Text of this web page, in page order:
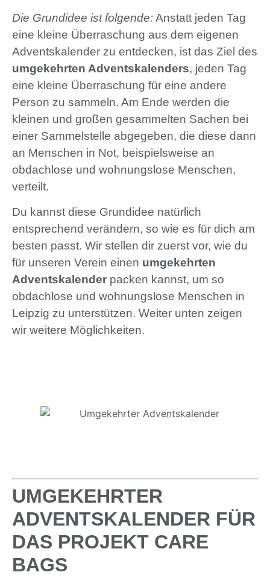
Die Grundidee ist folgende:Anstatt jeden Tag
eine kleine Überraschung aus dem eigenen
Adventskalender zu entdecken, ist das Ziel des
umgekehrten Adventskalenders, jeden Tag
eine kleine Überraschung für eine andere
Person zu sammeln. Am Ende werden die
kleinen und großen gesammelten Sachen bei
einer Sammelstelle abgegeben, die diese dann
an Menschen in Not, beispielsweise an
obdachlose und wohnungslose Menschen,
verteilt.
Du kannst diese Grundidee natürlich
entsprechend verändern, so wie es für dich am
besten passt. Wir stellen dir zuerst vor, wie du
für unseren Verein einen umgekehrten
Adventskalender packen kannst, um so
obdachlose und wohnungslose Menschen in
Leipzig zu unterstützen. Weiter unten zeigen
wir weitere Möglichkeiten.
UMGEKEHRTER
ADVENTSKALENDER FÜR
DAS PROJEKT CARE
BAGS